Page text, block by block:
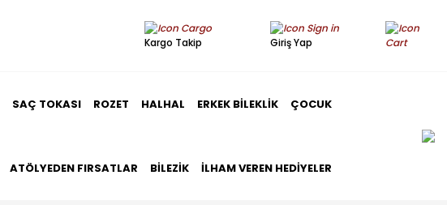
Kargo Takip Giriş Yap
SAÇ TOKASI ROZET HALHAL ERKEK BILEKLIK ÇOCUK
ATÖLYEDEN FIRSATLAR BILEZIK İLHAM VEREN HEDIYELER